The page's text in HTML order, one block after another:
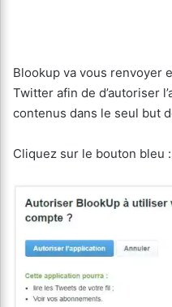
Blookup va vous renvoyer
Twitter afin de d’autoriser
contenus dans le seul but
Cliquez sur le bouton bleu :